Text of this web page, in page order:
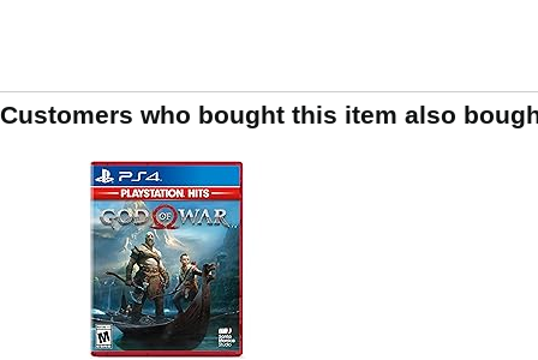
Customers who bought this item also